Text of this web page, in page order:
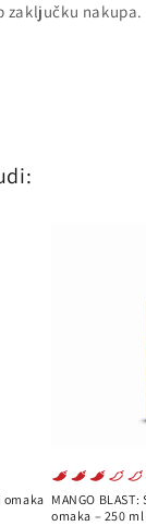
zaključku nakupa.
omaka MANGO
omaka – 250 ml